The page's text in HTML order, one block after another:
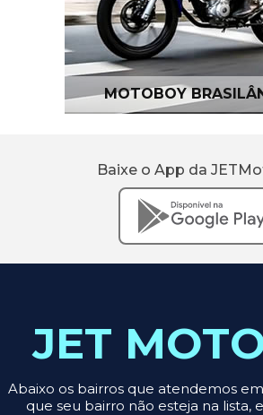
MOTOBOY
Baixe o App da
JET
Abaixo os bairros que atendemos
que seu bairro não esteja na lista,